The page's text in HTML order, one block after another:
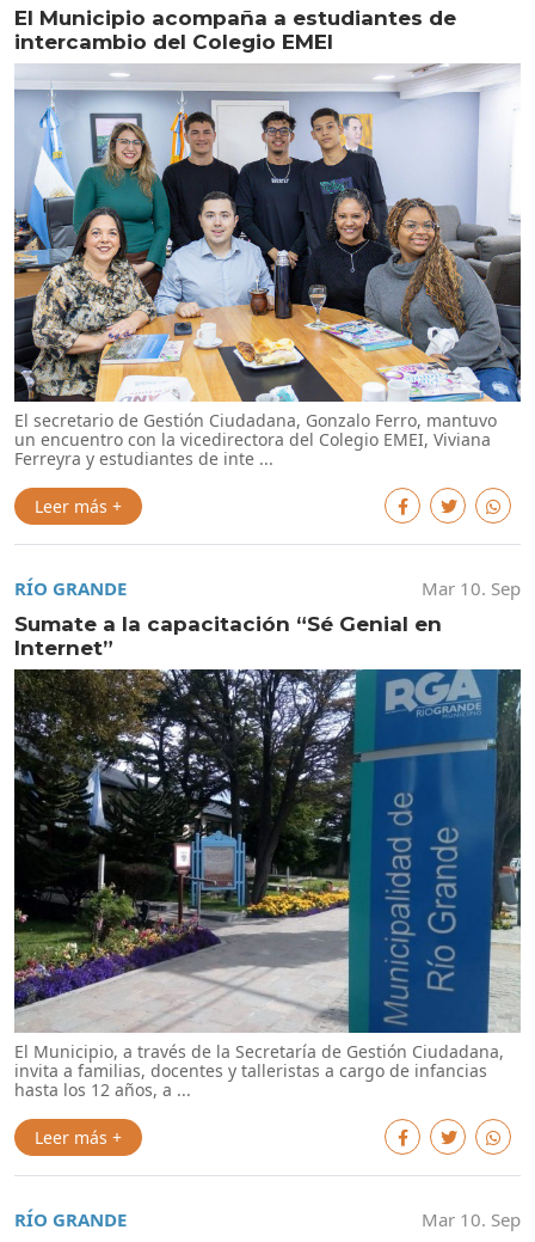
El Municipio acompaña a estudiantes de
intercambio del Colegio EMEI
El secretario de Gestión Ciudadana, Gonzalo Ferro, mantuvo
un encuentro con la vicedirectora del Colegio EMEI, Viviana
Ferreyra y estudiantes de inte ...
Leer más +
RÍO GRANDE
Mar 10. Sep
Sumate a la capacitación “Sé Genial en
Internet”
El Municipio, a través de la Secretaría de Gestión Ciudadana,
invita a familias, docentes y talleristas a cargo de infancias
hasta los 12 años, a ...
Leer más +
RÍO GRANDE
Mar 10. Sep